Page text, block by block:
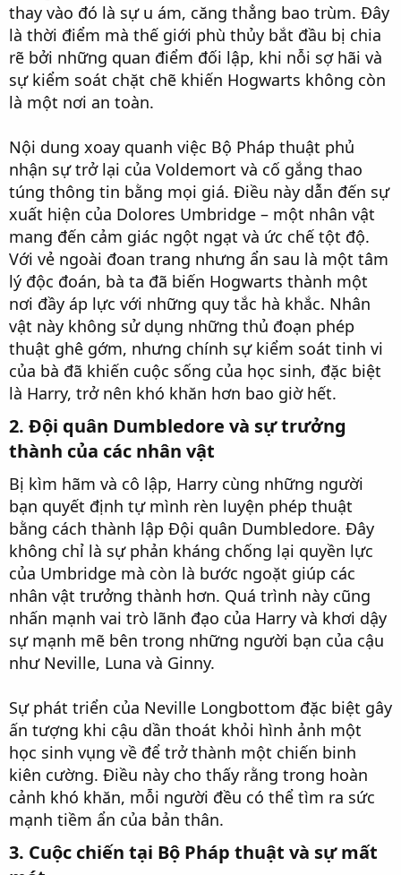
thay vào đó là sự u ám, căng thẳng bao trùm. Đây
là thời điểm mà thế giới phù thủy bắt đầu bị chia
rẽ bởi những quan điểm đối lập, khi nỗi sợ hãi và
sự kiểm soát chặt chẽ khiến Hogwarts không còn
là một nơi an toàn.
Nội dung xoay quanh việc Bộ Pháp thuật phủ
nhận sự trở lại của Voldemort và cố gắng thao
túng thông tin bằng mọi giá. Điều này dẫn đến sự
xuất hiện của Dolores Umbridge – một nhân vật
mang đến cảm giác ngột ngạt và ức chế tột độ.
Với vẻ ngoài đoan trang nhưng ẩn sau là một tâm
lý độc đoán, bà ta đã biến Hogwarts thành một
nơi đầy áp lực với những quy tắc hà khắc. Nhân
vật này không sử dụng những thủ đoạn phép
thuật ghê gớm, nhưng chính sự kiểm soát tinh vi
của bà đã khiến cuộc sống của học sinh, đặc biệt
là Harry, trở nên khó khăn hơn bao giờ hết.
2. Đội quân Dumbledore và sự trưởng
thành của các nhân vật
Bị kìm hãm và cô lập, Harry cùng những người
bạn quyết định tự mình rèn luyện phép thuật
bằng cách thành lập Đội quân Dumbledore. Đây
không chỉ là sự phản kháng chống lại quyền lực
của Umbridge mà còn là bước ngoặt giúp các
nhân vật trưởng thành hơn. Quá trình này cũng
nhấn mạnh vai trò lãnh đạo của Harry và khơi dậy
sự mạnh mẽ bên trong những người bạn của cậu
như Neville, Luna và Ginny.
Sự phát triển của Neville Longbottom đặc biệt gây
ấn tượng khi cậu dần thoát khỏi hình ảnh một
học sinh vụng về để trở thành một chiến binh
kiên cường. Điều này cho thấy rằng trong hoàn
cảnh khó khăn, mỗi người đều có thể tìm ra sức
mạnh tiềm ẩn của bản thân.
3. Cuộc chiến tại Bộ Pháp thuật và sự mất